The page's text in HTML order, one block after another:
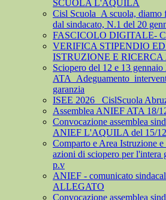
SCUOLA L'AQUILA
Cisl Scuola_A scuola,
dal sindacato, N.1 del 20
FASCICOLO DIGITALE-
VERIFICA STIPENDIO
ISTRUZIONE E RICERCA
Sciopero del 12 e 13
garanzia
ISEE 2026_ CislScuola
Assemblea ANIEF ATA 18/
Convocazione assemblea
ANIEF L'AQUILA del 15/
Comparto e Area Istruzione e
azioni di sciopero per l'intera
p.v
ANIEF - comunicato
ALLEGATO
Convocazione assemblea